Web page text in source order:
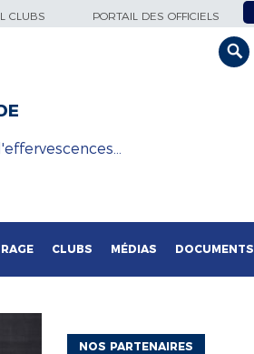
CLUBS PORTAIL DES OFFICIELS
CLUBS MÉDIAS DOCUMENTS
NOS PARTENAIRES